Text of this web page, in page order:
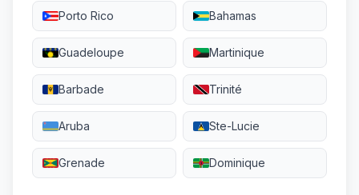
Porto Rico Bahamas
Guadeloupe Martinique
Barbade Trinité
Aruba Ste-Lucie
Grenade Dominique